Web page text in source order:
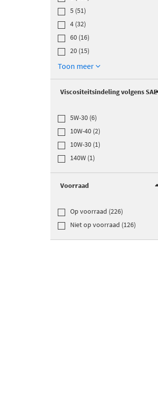
5 (51)
4 (32)
60 (16)
20 (15)
Toon meer
Viscositeitsindeling volgens SAE
5W-30 (6)
10W-40 (2)
10W-30 (1)
140W (1)
Voorraad
Op voorraad (226)
Niet op voorraad (126)